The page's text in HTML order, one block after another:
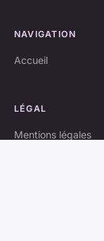
NAVIGATION
Accueil
LÉGAL
Mentions légales